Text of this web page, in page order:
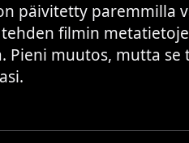
päivitetty paremmilla
filmin
Pieni muutos, mutta